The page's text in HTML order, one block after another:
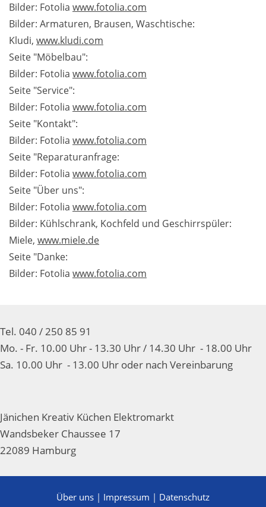
Bilder: Fotolia www.fotolia.com
Bilder: Armaturen, Brausen, Waschtische:
Kludi, www.kludi.com
Seite "Möbelbau":
Bilder: Fotolia www.fotolia.com
Seite "Service":
Bilder: Fotolia www.fotolia.com
Seite "Kontakt":
Bilder: Fotolia www.fotolia.com
Seite "Reparaturanfrage:
Bilder: Fotolia www.fotolia.com
Seite "Über uns":
Bilder: Fotolia www.fotolia.com
Bilder: Kühlschrank, Kochfeld und Geschirrspüler:
Miele, www.miele.de
Seite "Danke:
Bilder: Fotolia www.fotolia.com
Tel. 040 / 250 85 91
Mo. - Fr. 10.00 Uhr - 13.30 Uhr / 14.30 Uhr - 18.00 Uhr
Sa. 10.00 Uhr - 13.00 Uhr oder nach Vereinbarung
Jänichen Kreativ Küchen Elektromarkt
Wandsbeker Chaussee 17
22089 Hamburg
Über uns| Impressum | Datenschutz